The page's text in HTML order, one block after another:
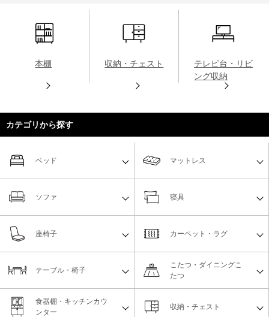
本棚 収納・チェスト
テレビ台・リビ
ング収納
カテゴリから探す
ベッド マットレス
ソファ 寝具
座椅子 カーペット・ラグ
テーブル・椅子
こたつ・ダイニングこ
たつ
食器棚・キッチンカウ
ンター
収納・チェスト